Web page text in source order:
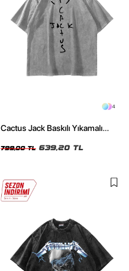
4
Cactus Jack Baskılı Yıkamalı
799,00 TL 639,20 TL